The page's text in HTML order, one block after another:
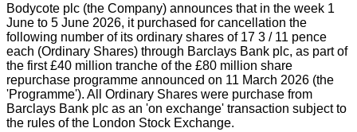
Bodycote plc (the Company) announces that in the week 1
June to 5 June 2026, it purchased for cancellation the
following number of its ordinary shares of 17 3 / 11 pence
each (Ordinary Shares) through Barclays Bank plc, as part of
the first £40 million tranche of the £80 million share
repurchase programme announced on 11 March 2026 (the
'Programme'). All Ordinary Shares were purchase from
Barclays Bank plc as an 'on exchange' transaction subject to
the rules of the London Stock Exchange.